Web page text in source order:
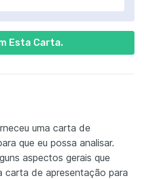
Esta Carta.
uma carta de
que eu possa analisar.
aspectos gerais que
carta de apresentação para